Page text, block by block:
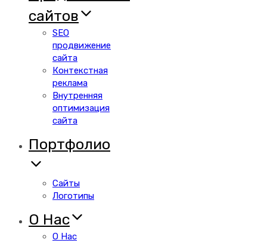
сайтов
SEO
продвижение
сайта
Контекстная
реклама
Внутренняя
оптимизация
сайта
Портфолио
Сайты
Логотипы
О Нас
О Нас